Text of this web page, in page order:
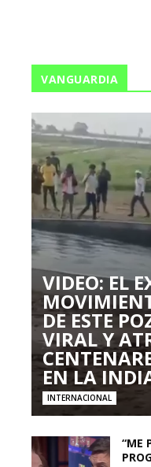
VANGUARDIA
VIDEO: EL
DE ESTE
VIRAL Y
EN LA
INTERNACIONAL
“ME